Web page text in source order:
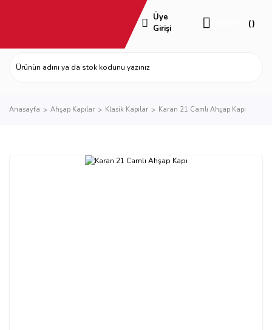
Üye
Girişi
Anasayfa Ahşap Kapılar Klasik Kapılar Karan 21 Camlı Ahşap Kapı